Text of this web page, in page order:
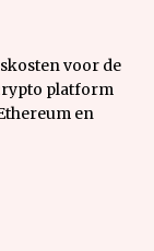
voor de
platform
en